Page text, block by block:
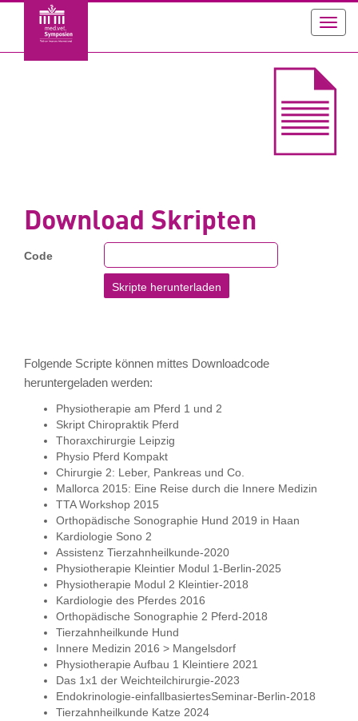
Download Skripten
Code
Folgende Scripte können mittes Downloadcode
heruntergeladen werden:
Physiotherapie am Pferd 1 und 2
Skript Chiropraktik Pferd
Thoraxchirurgie Leipzig
Physio Pferd Kompakt
Chirurgie 2: Leber, Pankreas und Co.
Mallorca 2015: Eine Reise durch die Innere Medizin
TTA Workshop 2015
Orthopädische Sonographie Hund 2019 in Haan
Kardiologie Sono 2
Assistenz Tierzahnheilkunde-2020
Physiotherapie Kleintier Modul 1-Berlin-2025
Physiotherapie Modul 2 Kleintier-2018
Kardiologie des Pferdes 2016
Orthopädische Sonographie 2 Pferd-2018
Tierzahnheilkunde Hund
Innere Medizin 2016 > Mangelsdorf
Physiotherapie Aufbau 1 Kleintiere 2021
Das 1x1 der Weichteilchirurgie-2023
Endokrinologie-einfallbasiertesSeminar-Berlin-2018
Tierzahnheilkunde Katze 2024